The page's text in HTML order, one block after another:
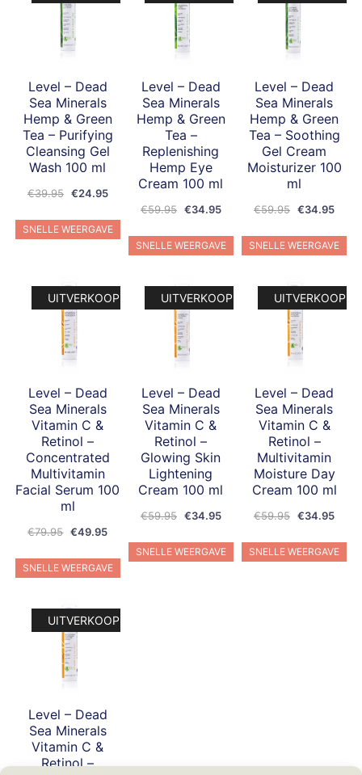
Level – Dead
Sea Minerals
Hemp & Green
Tea – Purifying
Cleansing Gel
Wash 100 ml
€39.95 Oorspronkelijke
was:
€39.95.
€24.95Huidige
is:
€24.95.
SNELLE WEERGAVE
Level – Dead
Sea Minerals
Hemp & Green
Tea –
Replenishing
Hemp Eye
Cream 100 ml
€59.95 Oorspronkelijke
was:
€59.95.
€34.95Huidige
is:
€34.95.
SNELLE WEERGAVE
Level – Dead
Sea Minerals
Hemp & Green
Tea – Soothing
Gel Cream
Moisturizer 100
ml
€59.95
was:
€59.95.
€34.95
is:
SNELLE WEERGAVE
UITVERKOOP!
Level – Dead
Sea Minerals
Vitamin C &
Retinol –
Concentrated
Multivitamin
Facial Serum 100
ml
€79.95 Oorspronkelijke
was:
€79.95.
€49.95Huidige
is:
€49.95.
SNELLE WEERGAVE
UITVERKOOP!
Level – Dead
Sea Minerals
Vitamin C &
Retinol –
Glowing Skin
Lightening
Cream 100 ml
€59.95 Oorspronkelijke
was:
€59.95.
€34.95Huidige
is:
€34.95.
SNELLE WEERGAVE
UITVERKOOP!
Level – Dead
Sea Minerals
Vitamin C &
Retinol –
Multivitamin
Moisture Day
Cream 100 ml
€59.95
was:
€59.95.
€34.95
is:
SNELLE WEERGAVE
UITVERKOOP!
Level – Dead
Sea Minerals
Vitamin C &
Retinol –